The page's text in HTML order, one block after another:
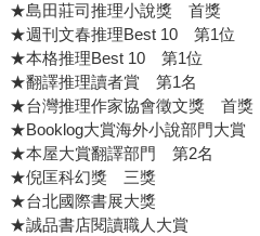
★島田莊司推理小說獎 首獎
★週刊文春推理Best 10 第1位
★本格推理Best 10 第1位
★翻譯推理讀者賞 第1名
★台灣推理作家協會徵文獎 首獎
★Booklog大賞海外小說部門大賞
★本屋大賞翻譯部門 第2名
★倪匡科幻獎 三獎
★台北國際書展大獎
★誠品書店閱讀職人大賞